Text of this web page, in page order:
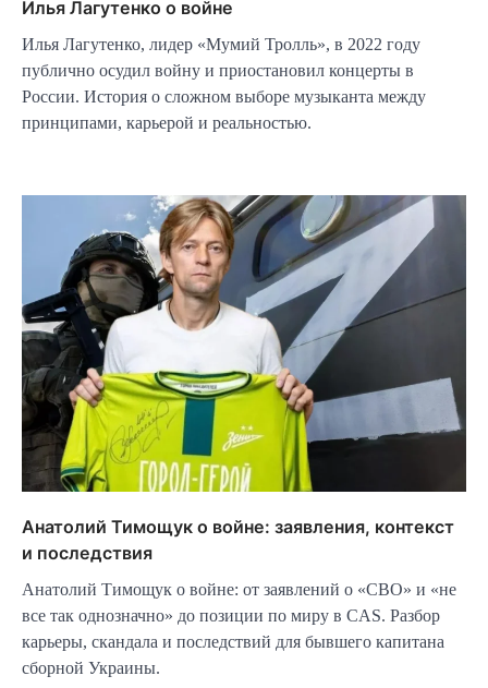
Илья Лагутенко о войне
Илья Лагутенко, лидер «Мумий Тролль», в 2022 году
публично осудил войну и приостановил концерты в
России. История о сложном выборе музыканта между
принципами, карьерой и реальностью.
Анатолий Тимощук о войне: заявления, контекст
и последствия
Анатолий Тимощук о войне: от заявлений о «СВО» и «не
все так однозначно» до позиции по миру в CAS. Разбор
карьеры, скандала и последствий для бывшего капитана
сборной Украины.